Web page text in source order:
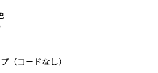
（コードなし）